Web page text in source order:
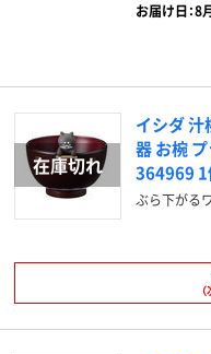
お届け日：8
イシダ 汁
器 お椀
364969 1
ぶら下がる